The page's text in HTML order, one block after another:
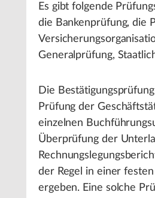
Es gibt folgende
die Bankenprüfung, die
Generalprüfung,
Die
Prüfung der
einzelnen
Überprüfung der
der Regel in einer
ergeben. Eine solche